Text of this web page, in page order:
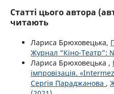
Статті цього автора
читають
Лариса Брюховецька,
Журнал “Кіно-Театр”:
Лариса Брюховецька ,
імпровізація.
Сергія Параджанова ,